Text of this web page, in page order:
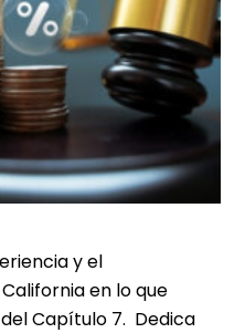
y el
en lo que
Capítulo 7. Dedica